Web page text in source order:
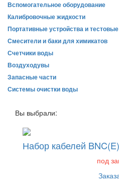
Вспомогательное оборудование
Калибровочные жидкости
Портативные устройства и
Смесители и баки для химикатов
Счетчики воды
Воздуходувы
Запасные части
Системы очистки воды
Вы выбрали:
Набор кабелей
под